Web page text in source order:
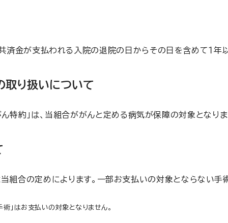
が支払われる入院の退院の日からその日を含め
取り扱いについて
ん特約」は、当組合ががんと定める病気が保障の対象となりま
当組合の定めによります。一部お支払いの対象とならない手
」はお支払いの対象となりません。